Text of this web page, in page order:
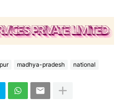
madhya-pradesh national